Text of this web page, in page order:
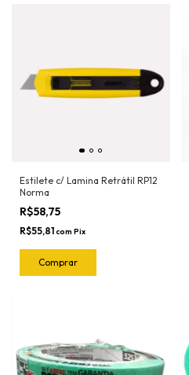
Estilete c/ Lamina Retrátil RP12
Norma
R$58,75
R$55,81com Pix